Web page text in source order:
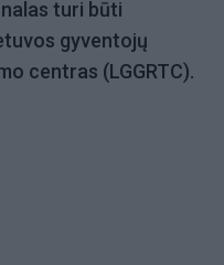
turi būti
gyventojų
centras (LGGRTC).